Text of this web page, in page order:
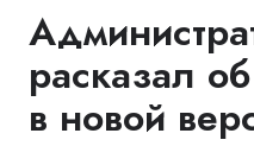
расказал
в новой